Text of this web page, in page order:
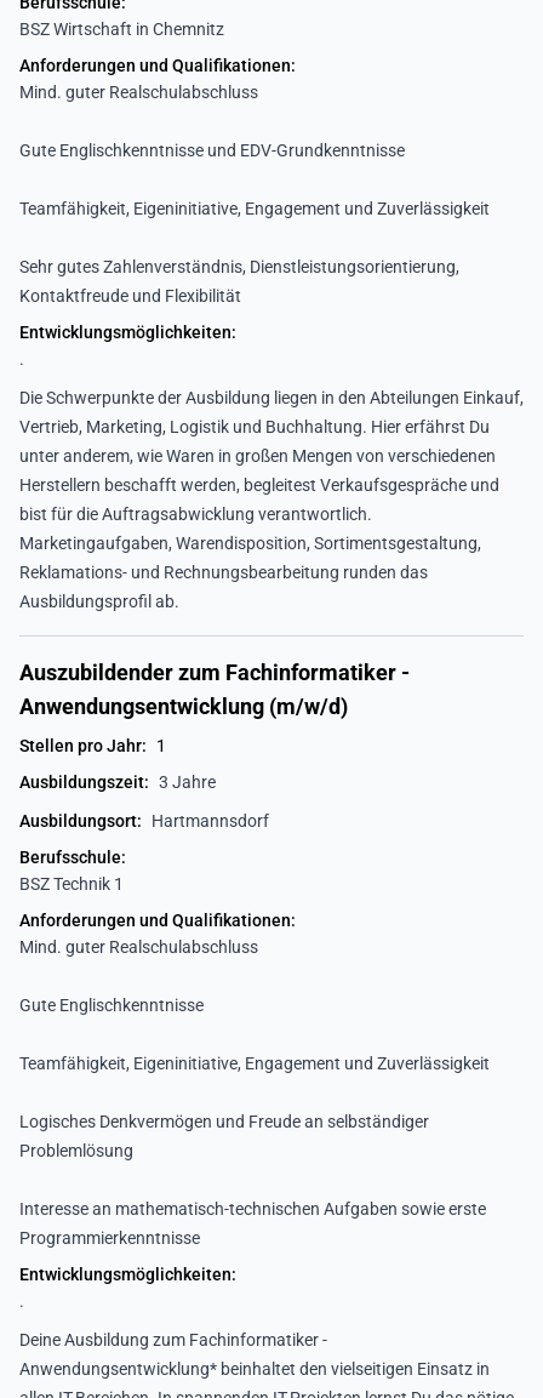
BSZ Wirtschaft in Chemnitz
Anforderungen und Qualifikationen:
Mind. guter Realschulabschluss
Gute Englischkenntnisse und EDV-Grundkenntnisse
Teamfähigkeit, Eigeninitiative, Engagement und Zuverlässigkeit
Sehr gutes Zahlenverständnis, Dienstleistungsorientierung,
Kontaktfreude und Flexibilität
Entwicklungsmöglichkeiten:
.
Die Schwerpunkte der Ausbildung liegen in den Abteilungen Einkauf,
Vertrieb, Marketing, Logistik und Buchhaltung. Hier erfährst Du
unter anderem, wie Waren in großen Mengen von verschiedenen
Herstellern beschafft werden, begleitest Verkaufsgespräche und
bist für die Auftragsabwicklung verantwortlich.
Marketingaufgaben, Warendisposition, Sortimentsgestaltung,
Reklamations- und Rechnungsbearbeitung runden das
Ausbildungsprofil ab.
Auszubildender zum Fachinformatiker -
Anwendungsentwicklung (m/w/d)
Stellen pro Jahr:
1
Ausbildungszeit: 3 Jahre
Ausbildungsort:
Hartmannsdorf
Berufsschule:
BSZ Technik 1
Anforderungen und Qualifikationen:
Mind. guter Realschulabschluss
Gute Englischkenntnisse
Teamfähigkeit, Eigeninitiative, Engagement und Zuverlässigkeit
Logisches Denkvermögen und Freude an selbständiger
Problemlösung
Interesse an mathematisch-technischen Aufgaben sowie erste
Programmierkenntnisse
Entwicklungsmöglichkeiten:
.
Deine Ausbildung zum Fachinformatiker -
Anwendungsentwicklung* beinhaltet den vielseitigen Einsatz in